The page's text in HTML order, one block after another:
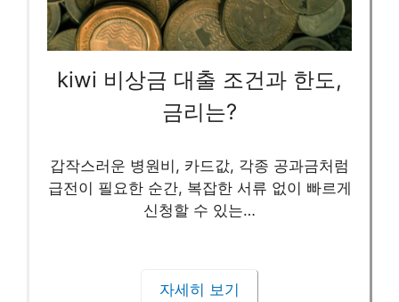
kiwi 비상금 대출 조건과 한도,
금리는?
갑작스러운 병원비, 카드값, 각종 공과금처럼
급전이 필요한 순간, 복잡한 서류 없이 빠르게
신청할 수 있는…
자세히 보기